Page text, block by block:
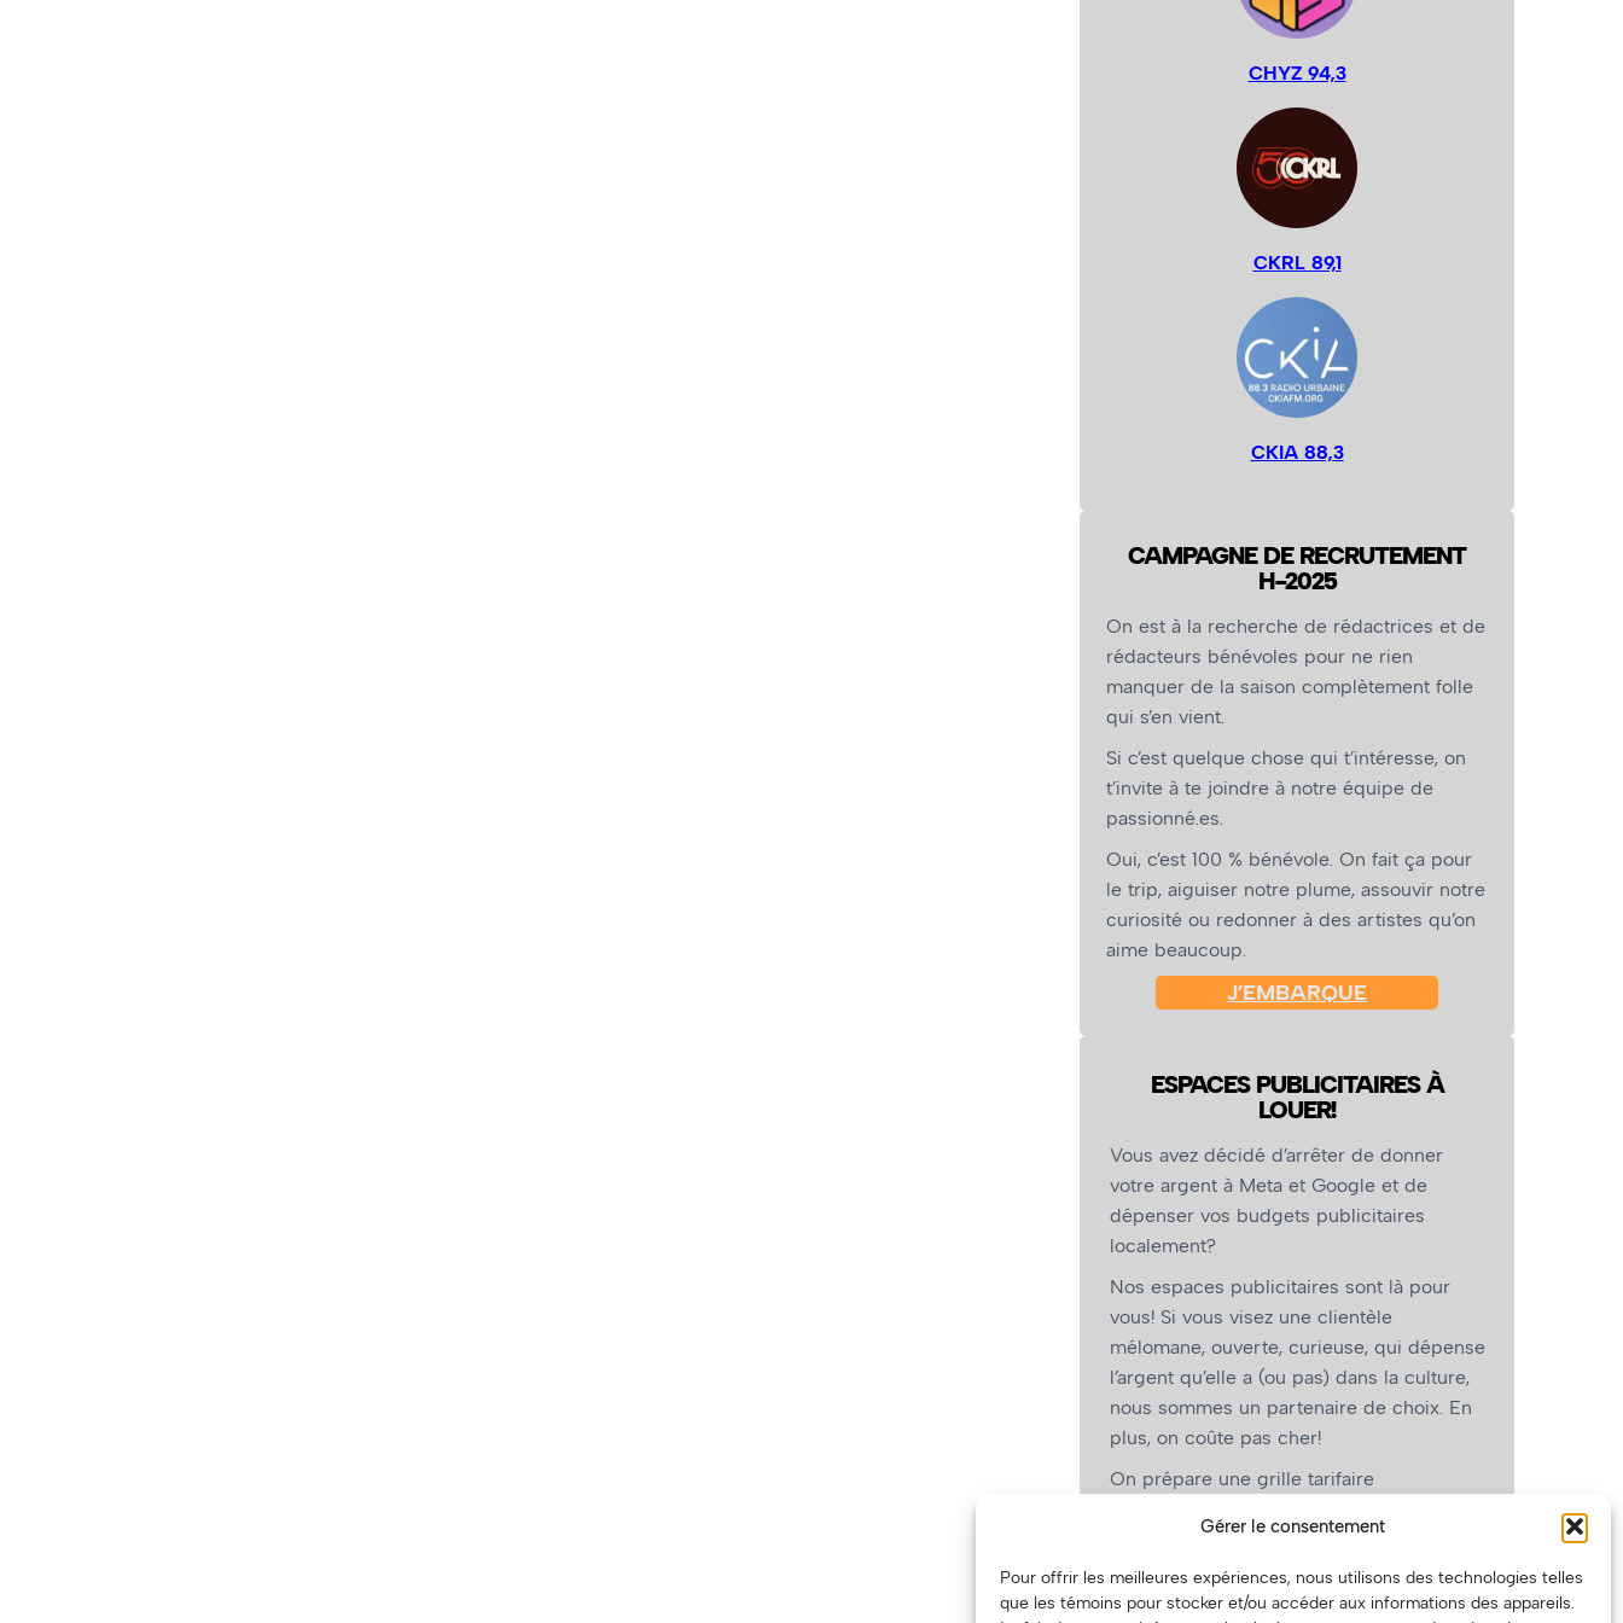
Gérer le consentement
Pour offrir les meilleures expériences, nous utilisons des technologies telles
que les témoins pour stocker et/ou accéder aux informations des appareils.
CHYZ 94,3
CKRL 89,1
CKIA 88,3
CAMPAGNE DE RECRUTEMENT
H-2025
On est à la recherche de rédactrices et de
rédacteurs bénévoles pour ne rien
manquer de la saison complètement folle
qui s’en vient.
Si c’est quelque chose qui t’intéresse, on
t’invite à te joindre à notre équipe de
passionné.es.
Oui, c’est 100 % bénévole. On fait ça pour
le trip, aiguiser notre plume, assouvir notre
curiosité ou redonner à des artistes qu’on
aime beaucoup.
J’EMBARQUE
ESPACES PUBLICITAIRES À
LOUER!
Vous avez décidé d’arrêter de donner
votre argent à Meta et Google et de
dépenser vos budgets publicitaires
localement?
Nos espaces publicitaires sont là pour
vous! Si vous visez une clientèle
mélomane, ouverte, curieuse, qui dépense
l’argent qu’elle a (ou pas) dans la culture,
nous sommes un partenaire de choix. En
plus, on coûte pas cher!
On prépare une grille tarifaire
vous, les artistes!)